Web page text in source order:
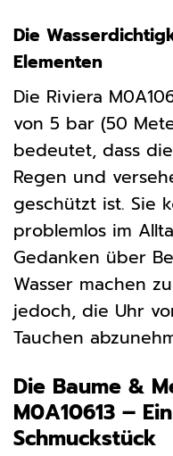
Die
Elementen
Die Riviera
von 5 bar (50
bedeutet, dass
Regen und
geschützt ist. Sie
problemlos im
Gedanken über
Wasser machen
jedoch, die Uhr
Tauchen
Die Baume &
M0A10613 –
Schmuckstück